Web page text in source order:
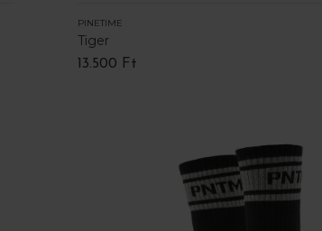
PINETIME
Tiger
13.500 Ft